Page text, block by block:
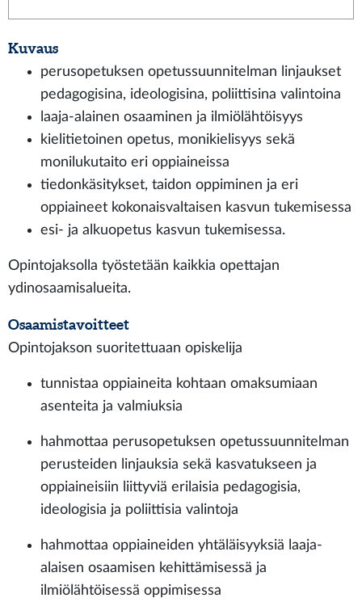
Kuvaus
perusopetuksen opetussuunnitelman linjaukset
pedagogisina, ideologisina, poliittisina valintoina
laaja-alainen osaaminen ja ilmiölähtöisyys
kielitietoinen opetus, monikielisyys sekä
monilukutaito eri oppiaineissa
tiedonkäsitykset, taidon oppiminen ja eri
oppiaineet kokonaisvaltaisen kasvun tukemisessa
esi- ja alkuopetus kasvun tukemisessa.
Opintojaksolla työstetään kaikkia opettajan
ydinosaamisalueita.
Osaamistavoitteet
Opintojakson suoritettuaan opiskelija
tunnistaa oppiaineita kohtaan omaksumiaan
asenteita ja valmiuksia​
hahmottaa perusopetuksen opetussuunnitelman
perusteiden linjauksia sekä kasvatukseen ja
oppiaineisiin liittyviä erilaisia pedagogisia,
ideologisia ja poliittisia valintoja
hahmottaa oppiaineiden yhtäläisyyksiä laaja-
alaisen osaamisen kehittämisessä ja
ilmiölähtöisessä oppimisessa​